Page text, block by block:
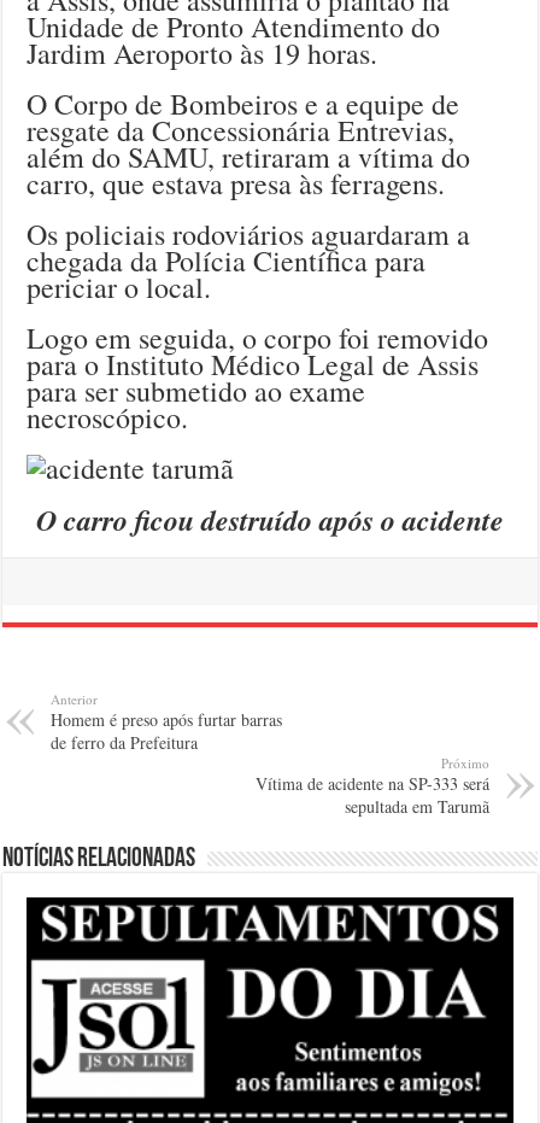
Unidade de Pronto Atendimento do
Jardim Aeroporto às 19 horas.
O Corpo de Bombeiros e a equipe de
resgate da Concessionária Entrevias,
além do SAMU, retiraram a vítima do
carro, que estava presa às ferragens.
Os policiais rodoviários aguardaram a
chegada da Polícia Científica para
periciar o local.
Logo em seguida, o corpo foi removido
para o Instituto Médico Legal de Assis
para ser submetido ao exame
necroscópico.
O carro ficou destruído após o acidente
Anterior
Homem é preso após furtar barras
de ferro da Prefeitura
Próximo
Vítima de acidente na SP-333 será
sepultada em Tarumã
Notícias relacionadas